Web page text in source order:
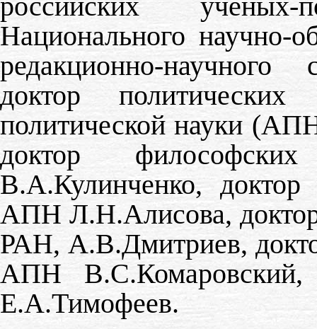
Национального научно-
редакционно-
доктор
политической науки
доктор
В.А.Кулинченко, доктор
АПН Л.Н.Алисова,
РАН, А.В.Дмитриев,
АПН В.С.Комаровский,
Е.А.Тимофеев.